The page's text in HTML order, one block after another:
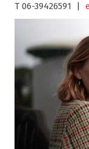
T 06-39426591 |